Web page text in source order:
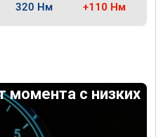
320 Нм +110 Нм
момента с низких